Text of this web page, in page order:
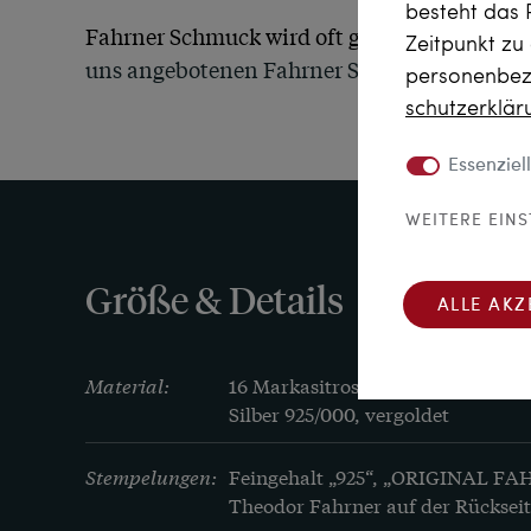
Fahrner Schmuck wird oft gesammelt.
uns angebotenen Fahrner Schmuckstücke
Größe & Details
Material:
16 Markasitrosen, max. 1,5 mm
Silber 925/000, vergoldet
Stempelungen: Feingehalt „925“, „ORIGINAL
Theodor Fahrner auf der
besteht das
Zeitpunkt
Essenziell
WEITERE
ALLE